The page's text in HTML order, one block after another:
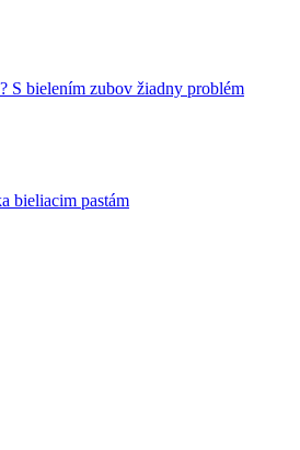
S bielením zubov žiadny problém
bieliacim pastám